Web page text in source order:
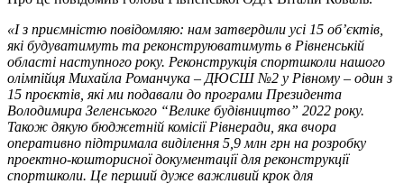
«І з приємністю повідомляю: нам затвердили усі 15 об’єктів,
які будуватимуть та реконструюватимуть в Рівненській
області наступного року. Реконструкція спортшколи нашого
олімпійця Михайла Романчука – ДЮСШ №2 у Рівному – один з
15 проєктів, які ми подавали до програми Президента
Володимира Зеленського “Велике будівництво” 2022 року.
Також дякую бюджетній комісії Рівнеради, яка вчора
оперативно підтримала виділення 5,9 млн грн на розробку
проектно-кошторисної документації для реконструкції
спортшколи. Це перший дуже важливий крок для